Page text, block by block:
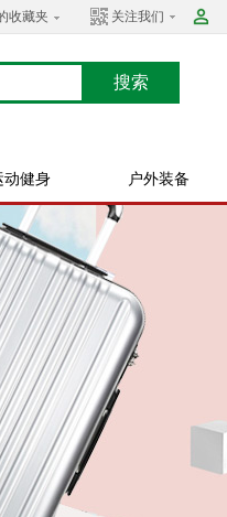
收藏夹 关注我们
搜索
动健身 户外装备